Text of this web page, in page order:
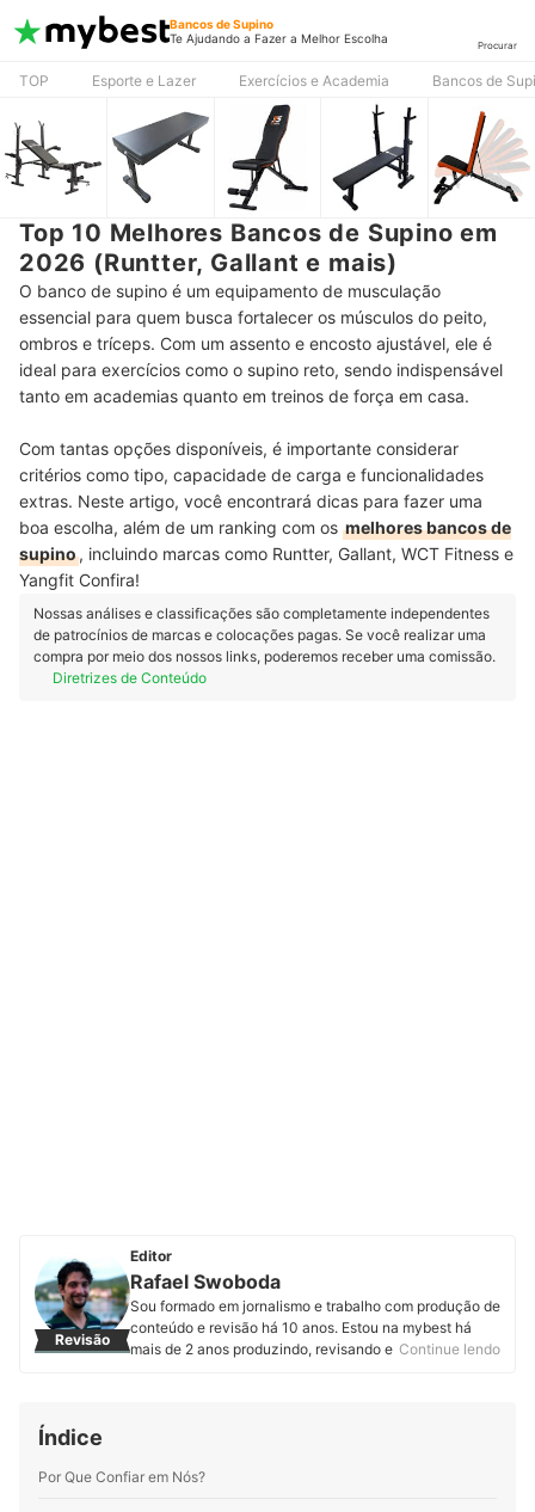
Bancos de Supino
Te Ajudando a Fazer a Melhor Escolha
Procurar
TOP Esporte e Lazer Exercícios e Academia Bancos de
Top 10 Melhores Bancos de Supino em
2026 (Runtter, Gallant e mais)
O banco de supino é um equipamento de musculação
essencial para quem busca fortalecer os músculos do peito,
ombros e tríceps. Com um assento e encosto ajustável, ele é
ideal para exercícios como o supino reto, sendo indispensável
tanto em academias quanto em treinos de força em casa.
Com tantas opções disponíveis, é importante considerar
critérios como tipo, capacidade de carga e funcionalidades
extras. Neste artigo, você encontrará dicas para fazer uma
boa escolha, além de um ranking com os melhores bancos de
supino, incluindo marcas como Runtter, Gallant, WCT Fitness e
Yangfit Confira!
Nossas análises e classificações são completamente independentes
de patrocínios de marcas e colocações pagas. Se você realizar uma
compra por meio dos nossos links, poderemos receber uma comissão.
Diretrizes de Conteúdo
Revisão
Editor
Rafael Swoboda
Sou formado em jornalismo e trabalho com produção de
conteúdo e revisão há 10 anos. Estou na mybest há
mais de 2 anos produzindo, revisando e atualizando
Continue lendo
Índice
Por Que Confiar em Nós?